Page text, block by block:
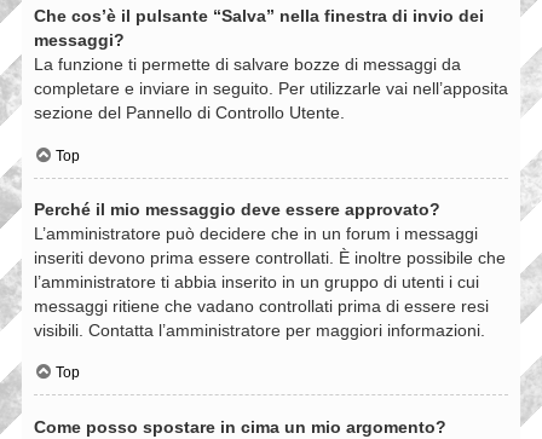
Che cos’è il pulsante “Salva” nella finestra di invio dei
messaggi?
La funzione ti permette di salvare bozze di messaggi da
completare e inviare in seguito. Per utilizzarle vai nell’apposita
sezione del Pannello di Controllo Utente.
Top
Perché il mio messaggio deve essere approvato?
L’amministratore può decidere che in un forum i messaggi
inseriti devono prima essere controllati. È inoltre possibile che
l’amministratore ti abbia inserito in un gruppo di utenti i cui
messaggi ritiene che vadano controllati prima di essere resi
visibili. Contatta l’amministratore per maggiori informazioni.
Top
Come posso spostare in cima un mio argomento?